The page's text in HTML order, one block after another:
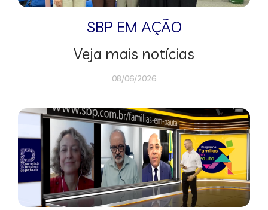
SBP EM AÇÃO
Veja mais notícias
08/06/2026